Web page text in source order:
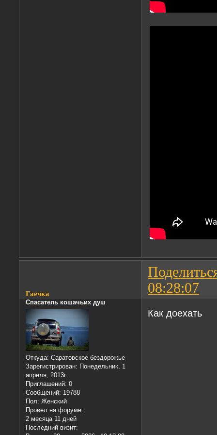
08:28:07
Гаечка
Спасатель кошачьих душ
Откуда: Саратовское бездорожье
Зарегистрирован: Понедельник, 1
апреля, 2013г.
Приглашений: 0
Сообщений: 19788
Пол: Женский
Провел на форуме:
2 месяца 11 дней
Последний визит:
Как доехать